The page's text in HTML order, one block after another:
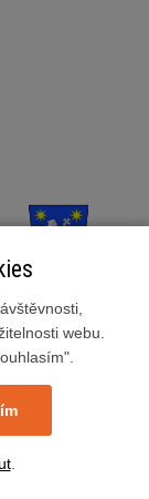
webu.
.